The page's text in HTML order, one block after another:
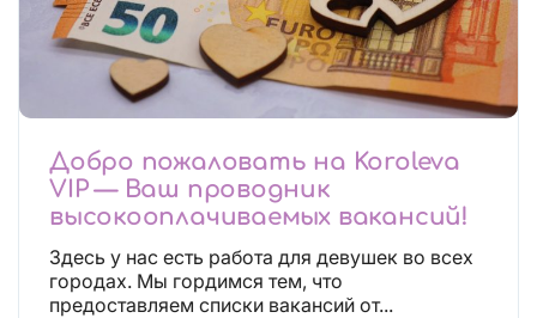
Добро пожаловать на Koroleva
VIP — Ваш проводник
высокооплачиваемых вакансий!
Здесь у нас есть работа для девушек во всех
городах. Мы гордимся тем, что
предоставляем списки вакансий от...